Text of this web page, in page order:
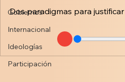
Gobiernos
Internacional
Ideologías
Participación